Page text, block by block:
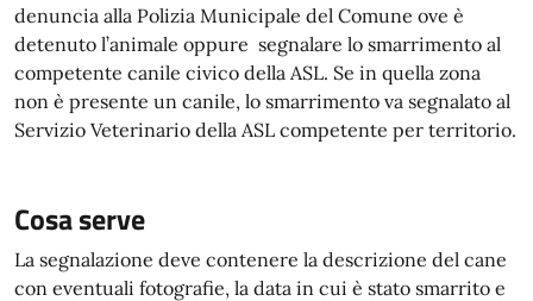
denuncia alla Polizia Municipale del Comune ove è
detenuto l’animale oppure segnalare lo smarrimento al
competente canile civico della ASL. Se in quella zona
non è presente un canile, lo smarrimento va segnalato al
Servizio Veterinario della ASL competente per territorio.
Cosa serve
La segnalazione deve contenere la descrizione del cane
con eventuali fotografie, la data in cui è stato smarrito e